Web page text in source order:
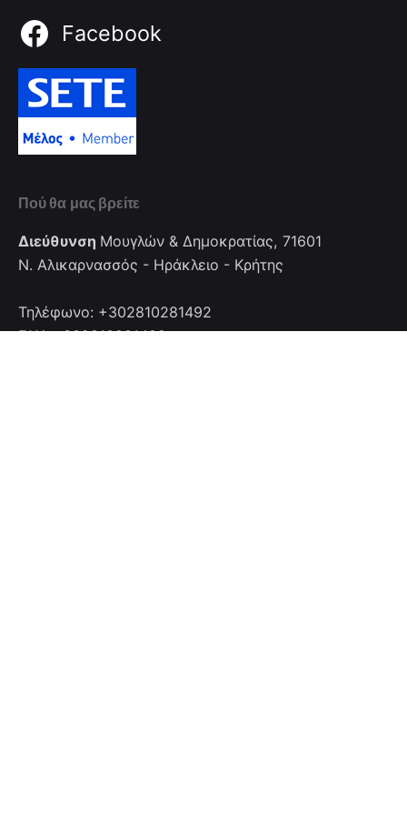
Facebook
Πού θα μας βρείτε
Διεύθυνση Μουγλών & Δημοκρατίας, 71601
Ν. Αλικαρνασσός - Ηράκλειο - Κρήτης
Τηλέφωνο: +302810281492
FAX: +302810281492